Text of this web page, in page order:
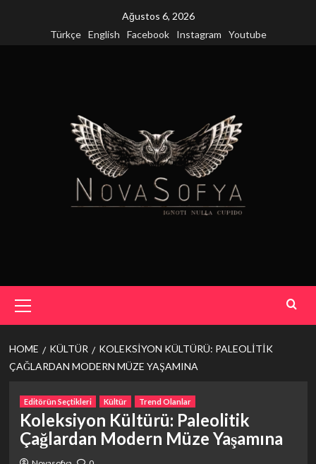
Ağustos 6, 2026
Türkçe
English Facebook Instagram Youtube
Menu
HOME KÜLTÜR
KOLEKSIYON KÜLTÜRÜ: PALEOLITIK
ÇAĞLARDAN MODERN MÜZE YAŞAMINA
Editörün Seçtikleri Kültür Trend Olanlar
Koleksiyon Kültürü: Paleolitik
Çağlardan Modern Müze Yaşamına